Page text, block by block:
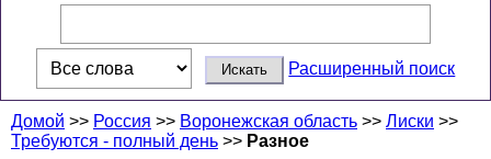
Расширенный поиск
Домой >> Россия >> Воронежская область >> Лиски >>
Требуются - полный день >> Разное